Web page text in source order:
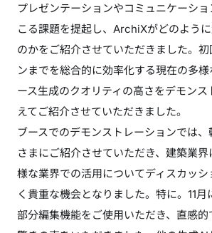
プレゼンテーションやコミュニケーシ
こる課題を提起し、ArchiXがどのよう
のかをご紹介させていただきました。
ンまでを総合的に効率化する現在の多
ース生成のクオリティの高さをデモンス
えてご紹介させていただきました。
ブースでのデモンストレーションでは
さまにご紹介させていただき、建築業
様な業界での活用についてディスカッ
く貴重な機会となりました。特に。11
部分編集機能をご使用いただき、直感